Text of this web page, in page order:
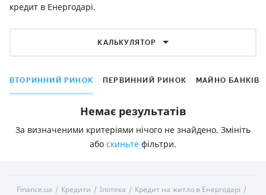
кредит в Енергодарі.
КАЛЬКУЛЯТОР
ВТОРИННИЙ РИНОК ПЕРВИННИЙ РИНОК МАЙНО БАНКІВ
Немає результатів
За визначеними критеріями нічого не знайдено. Змініть
або скиньте фільтри.
Finance.ua Кредити Іпотека Кредит на житло в Енергодарі